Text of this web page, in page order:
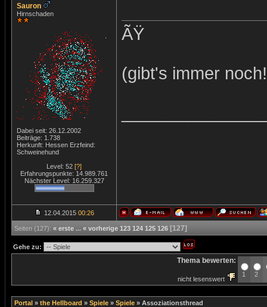
Sauron
Hirnschaden
Dabei seit: 26.12.2002
Beiträge: 1.738
Herkunft: Hessen Erzfeind:
Schweinehund
Level: 52 [?]
Erfahrungspunkte: 14.989.761
Nächster Level: 16.259.327
ÃŸ
(gibt's immer
12.04.2015 00:26
Seiten (127): « erste ... « vorherige 123 124 125 126 [127]
Gehe zu:
Thema bewerten:
nicht lesenswert
1 2
Portal » the Hellboard » Spiele » Spiele » Assoziationsthread